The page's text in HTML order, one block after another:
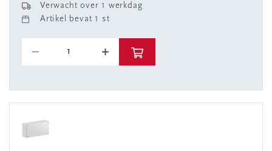
Verwacht over 1 werkdag
Artikel bevat 1 st